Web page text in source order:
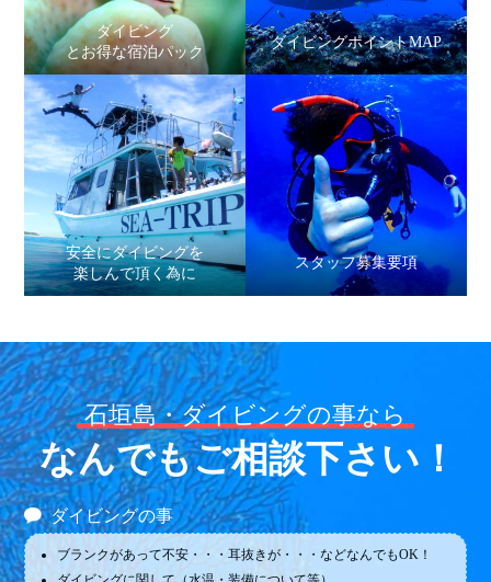
ダイビング
とお得な宿泊パック
ダイビングポイントMAP
安全にダイビングを
楽しんで頂く為に
スタッフ募集要項
石垣島・ダイビングの事なら
なんでもご相談下さい！
ダイビングの事
ブランクがあって不安・・・耳抜きが・・・などなんでもOK！